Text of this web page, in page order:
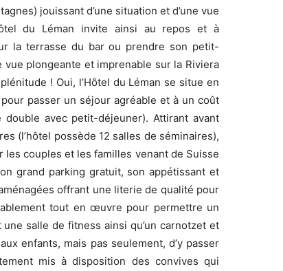
jouissant d’une situation et d’une vue
du Léman invite ainsi au repos et à
la terrasse du bar ou prendre son petit-
plongeante et imprenable sur la Riviera
! Oui, l’Hôtel du Léman se situe en
passer un séjour agréable et à un coût
avec petit-déjeuner). Attirant avant
(l’hôtel possède 12 salles de séminaires),
couples et les familles venant de Suisse
grand parking gratuit, son appétissant et
offrant une literie de qualité pour
tout en œuvre pour permettre un
salle de fitness ainsi qu’un carnotzet et
enfants, mais pas seulement, d’y passer
mis à disposition des convives qui